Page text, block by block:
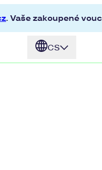
. Vaše zakoupené
CS